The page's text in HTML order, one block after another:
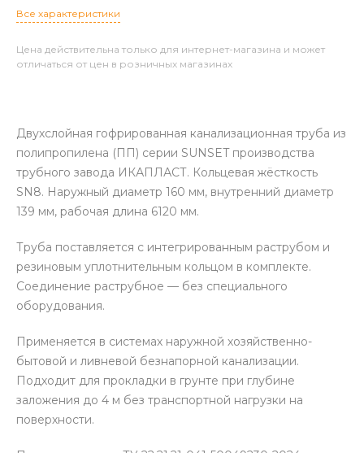
Все характеристики
Цена действительна только для интернет-магазина и может
отличаться от цен в розничных магазинах
Двухслойная гофрированная канализационная труба из
полипропилена (ПП) серии SUNSET производства
трубного завода ИКАПЛАСТ. Кольцевая жёсткость
SN8. Наружный диаметр 160 мм, внутренний диаметр
139 мм, рабочая длина 6120 мм.
Труба поставляется с интегрированным раструбом и
резиновым уплотнительным кольцом в комплекте.
Соединение раструбное — без специального
оборудования.
Применяется в системах наружной хозяйственно-
бытовой и ливневой безнапорной канализации.
Подходит для прокладки в грунте при глубине
заложения до 4 м без транспортной нагрузки на
поверхности.